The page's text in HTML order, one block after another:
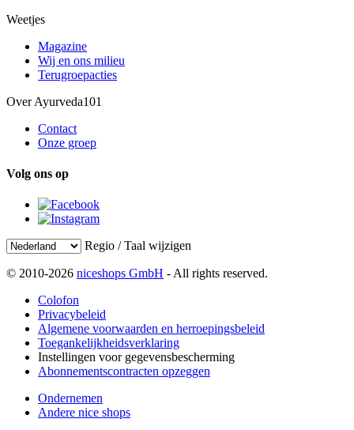
Weetjes
Magazine
Wij en ons milieu
Terugroepacties
Over Ayurveda101
Contact
Onze groep
Volg ons op
Regio / Taal wijzigen
© 2010-2026 niceshops GmbH - All rights reserved.
Colofon
Privacybeleid
Algemene voorwaarden en herroepingsbeleid
Toegankelijkheidsverklaring
Instellingen voor gegevensbescherming
Abonnementscontracten opzeggen
Ondernemen
Andere nice shops